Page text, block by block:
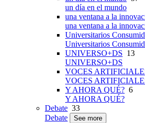
un día en el mundo
una ventana a la
una ventana a la
Universitarios
Universitarios
UNIVERSO+DS 13
UNIVERSO+DS
VOCES
VOCES
Y AHORA QUÉ? 6
Y AHORA QUÉ?
Debate 33
Debate
See more